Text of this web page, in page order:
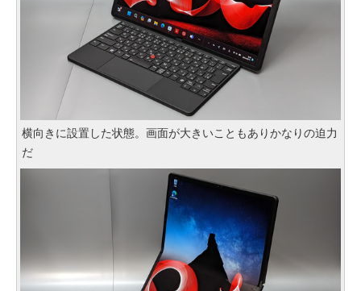
横向きに設置した状態。画面が大きいこともありかなりの迫力
だ